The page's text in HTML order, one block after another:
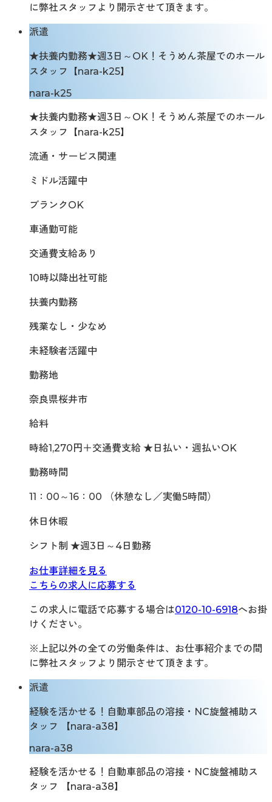
に弊社スタッフより開示させて頂きます。
派遣
★扶養内勤務★週3日～OK！そうめん茶屋でのホール
スタッフ【nara-k25】
nara-k25
★扶養内勤務★週3日～OK！そうめん茶屋でのホール
スタッフ【nara-k25】
流通・サービス関連
ミドル活躍中
ブランクOK
車通勤可能
交通費支給あり
10時以降出社可能
扶養内勤務
残業なし・少なめ
未経験者活躍中
勤務地
奈良県桜井市
給料
時給1,270円＋交通費支給 ★日払い・週払いOK
勤務時間
11：00～16：00 （休憩なし／実働5時間）
休日休暇
シフト制 ★週3日～4日勤務
お仕事詳細を見る
こちらの求人に応募する
この求人に電話で応募する場合は0120-10-6918へお掛
けください。
※上記以外の全ての労働条件は、お仕事紹介までの間
に弊社スタッフより開示させて頂きます。
派遣
経験を活かせる！自動車部品の溶接・NC旋盤補助ス
タッフ 【nara-a38】
nara-a38
経験を活かせる！自動車部品の溶接・NC旋盤補助ス
タッフ 【nara-a38】